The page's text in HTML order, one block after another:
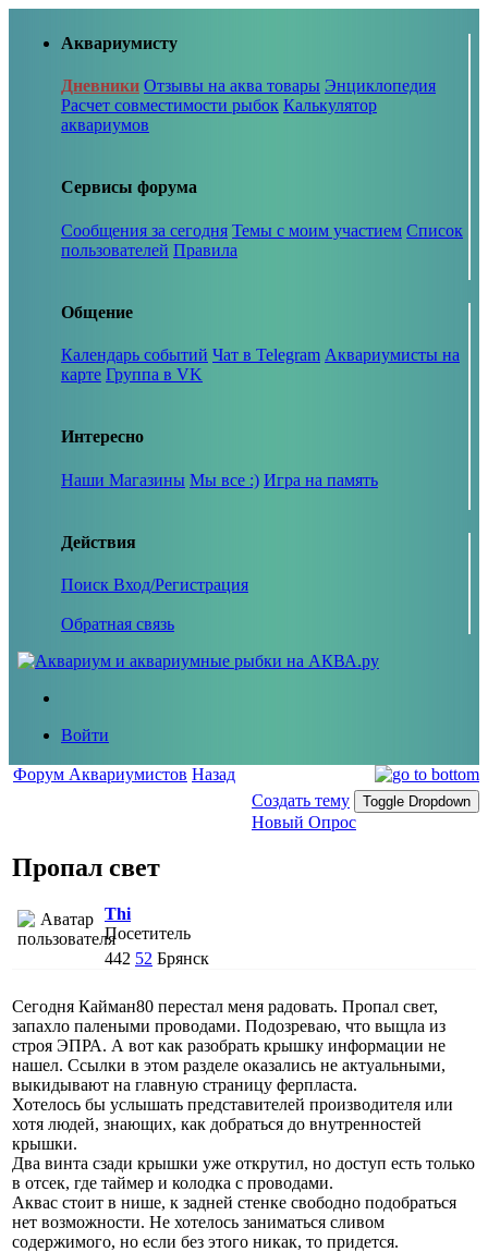
Аквариумисту
Дневники Отзывы на аква товары Энциклопедия
Расчет совместимости рыбок Калькулятор
аквариумов
Сервисы форума
Сообщения за сегодня Темы с моим участием Список
пользователей Правила
Общение
Календарь событий Чат в Telegram Аквариумисты на
карте Группа в VK
Интересно
Наши Магазины Мы все :) Игра на память
Действия
Поиск Вход/Регистрация
Обратная связь
Войти
Форум Аквариумистов Назад
Создать тему
Toggle Dropdown
Новый Опрос
Пропал свет
Thi
Посетитель
442 52 Брянск
Сегодня Кайман80 перестал меня радовать. Пропал свет,
запахло палеными проводами. Подозреваю, что выщла из
строя ЭПРА. А вот как разобрать крышку информации не
нашел. Ссылки в этом разделе оказались не актуальными,
выкидывают на главную страницу ферпласта.
Хотелось бы услышать представителей производителя или
хотя людей, знающих, как добраться до внутренностей
крышки.
Два винта сзади крышки уже открутил, но доступ есть только
в отсек, где таймер и колодка с проводами.
Аквас стоит в нише, к задней стенке свободно подобраться
нет возможности. Не хотелось заниматься сливом
содержимого, но если без этого никак, то придется.